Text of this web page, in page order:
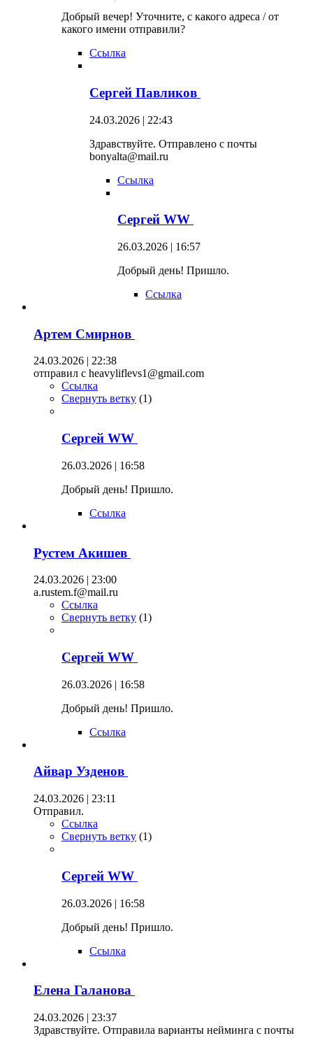
Добрый вечер! Уточните, с какого адреса / от
какого имени отправили?
Ссылка
Сергей Павликов
24.03.2026 | 22:43
Здравствуйте. Отправлено с почты
bonyalta@mail.ru
Ссылка
Сергей WW
26.03.2026 | 16:57
Добрый день! Пришло.
Ссылка
Артем Смирнов
24.03.2026 | 22:38
отправил с heavyliflevs1@gmail.com
Ссылка
Свернуть ветку (1)
Сергей WW
26.03.2026 | 16:58
Добрый день! Пришло.
Ссылка
Рустем Акишев
24.03.2026 | 23:00
a.rustem.f@mail.ru
Ссылка
Свернуть ветку (1)
Сергей WW
26.03.2026 | 16:58
Добрый день! Пришло.
Ссылка
Айвар Узденов
24.03.2026 | 23:11
Отправил.
Ссылка
Свернуть ветку (1)
Сергей WW
26.03.2026 | 16:58
Добрый день! Пришло.
Ссылка
Елена Галанова
24.03.2026 | 23:37
Здравствуйте. Отправила варианты нейминга с почты